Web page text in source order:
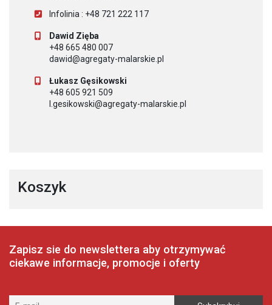
Infolinia : +48 721 222 117
Dawid Zięba
+48 665 480 007
dawid@agregaty-malarskie.pl
Łukasz Gęsikowski
+48 605 921 509
l.gesikowski@agregaty-malarskie.pl
Koszyk
Zapisz sie do newslettera aby otrzymywać
ciekawe informacje, promocje i oferty